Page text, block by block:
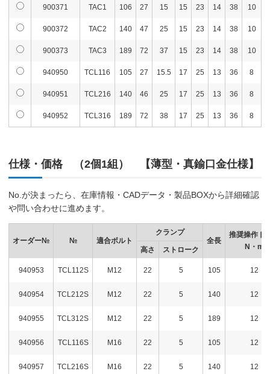
900371 TAC1 106 27 15 15 23 14 38 10
900372 TAC2 140 47 25 15 23 14 38 10
900373 TAC3 189 72 37 15 23 14 38 10
940950 TCL116 105 27 15.5 17 25 13 36 8
940951 TCL216 140 46 25 17 25 13 36 8
940952 TCL316 189 72 38 17 25 13 36 8
仕様・価格 （2個1組） 【薄型・真鍮口金仕様】
No.が決まったら、在庫情報・CADデータ・製品BOXから詳細確認
や問い合わせに進めます。
オーダー№ № 適合ボルト
クランプ
全長
推奨操作ト
N・m
高さ ストローク
940953 TCL112S M12 22 5 105 12
940954 TCL212S M12 22 5 140 12
940955 TCL312S M12 22 5 189 12
940956 TCL116S M16 22 5 105 12
940957 TCL216S M16 22 5 140 12